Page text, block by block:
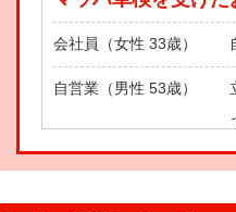
会社員（女性 33歳）
自営業（男性 53歳）